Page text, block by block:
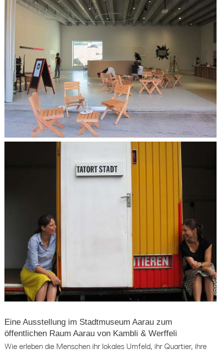
Eine Ausstellung im Stadtmuseum Aarau zum
öffentlichen Raum Aarau von Kambli & Werffeli
Wie erleben die Menschen ihr lokales Umfeld, ihr Quartier, ihre